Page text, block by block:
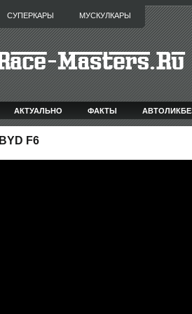
СУПЕРКАРЫ МУСКУЛКАРЫ
АКТУАЛЬНО ФАКТЫ
BYD F6